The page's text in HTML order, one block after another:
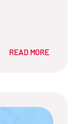
READ MORE